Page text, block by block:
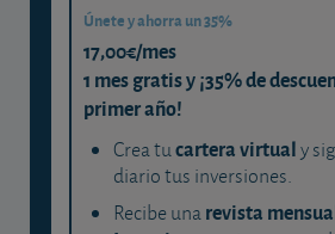
Únete y ahorra un 35%
17,00€/mes
1 mes gratis y ¡35% de
primer año!
Crea tucartera virtualy
diario tus inversiones.
Recibe unarevista